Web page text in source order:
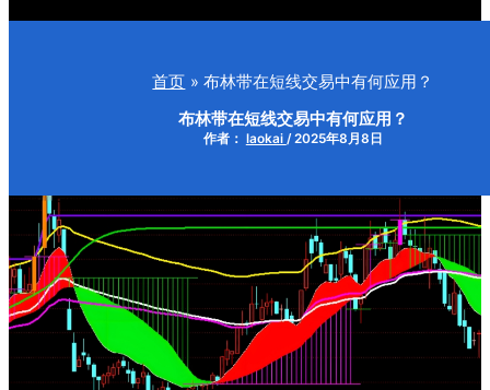
首页 布林带在短线交易中有何应用？
布林带在短线交易中有何应用？
作者： laokai /2025年8月8日